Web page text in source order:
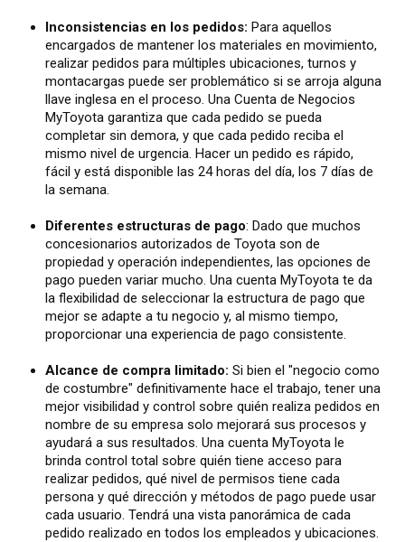
Inconsistencias en los pedidos: Para aquellos
encargados de mantener los materiales en movimiento,
realizar pedidos para múltiples ubicaciones, turnos y
montacargas puede ser problemático si se arroja alguna
llave inglesa en el proceso. Una Cuenta de Negocios
MyToyota garantiza que cada pedido se pueda
completar sin demora, y que cada pedido reciba el
mismo nivel de urgencia. Hacer un pedido es rápido,
fácil y está disponible las 24 horas del día, los 7 días de
la semana.
Diferentes estructuras de pago: Dado que muchos
concesionarios autorizados de Toyota son de
propiedad y operación independientes, las opciones de
pago pueden variar mucho. Una cuenta MyToyota te da
la flexibilidad de seleccionar la estructura de pago que
mejor se adapte a tu negocio y, al mismo tiempo,
proporcionar una experiencia de pago consistente.
Alcance de compra limitado: Si bien el "negocio como
de costumbre" definitivamente hace el trabajo, tener una
mejor visibilidad y control sobre quién realiza pedidos en
nombre de su empresa solo mejorará sus procesos y
ayudará a sus resultados. Una cuenta MyToyota le
brinda control total sobre quién tiene acceso para
realizar pedidos, qué nivel de permisos tiene cada
persona y qué dirección y métodos de pago puede usar
cada usuario. Tendrá una vista panorámica de cada
pedido realizado en todos los empleados y ubicaciones.